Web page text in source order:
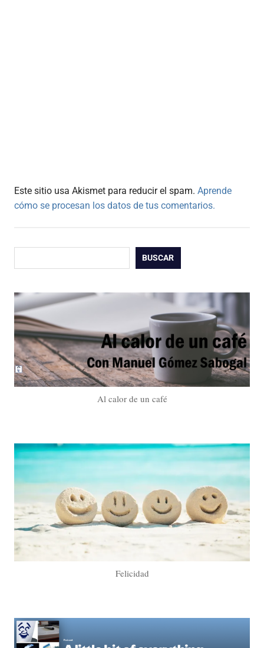
Este sitio usa Akismet para reducir el spam. Aprende
cómo se procesan los datos de tus comentarios.
BUSCAR
Al calor de un café
Felicidad